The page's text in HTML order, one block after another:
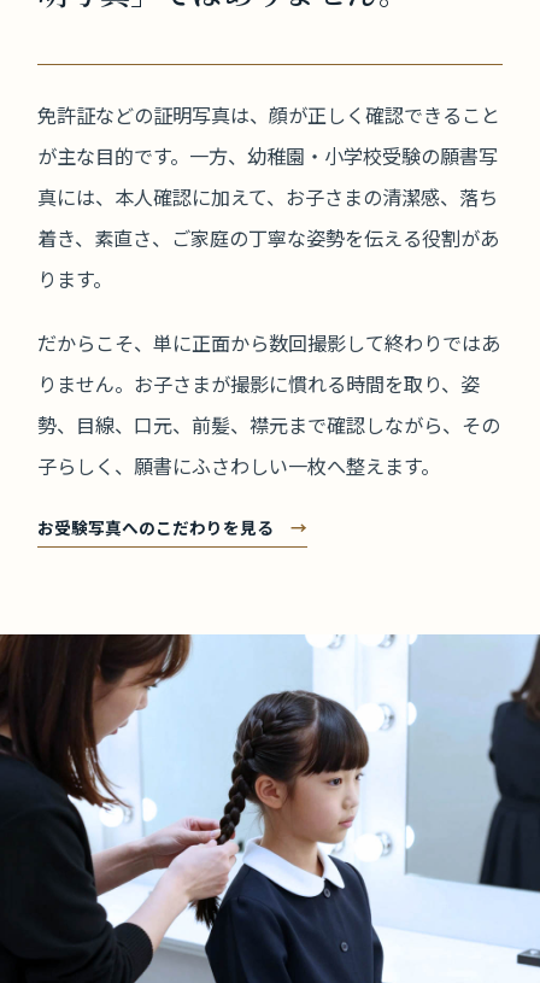
免許証などの証明写真は、顔が正しく確認できること
が主な目的です。一方、幼稚園・小学校受験の願書写
真には、本人確認に加えて、お子さまの清潔感、落ち
着き、素直さ、ご家庭の丁寧な姿勢を伝える役割があ
ります。
だからこそ、単に正面から数回撮影して終わりではあ
りません。お子さまが撮影に慣れる時間を取り、姿
勢、目線、口元、前髪、襟元まで確認しながら、その
子らしく、願書にふさわしい一枚へ整えます。
お受験写真へのこだわりを見る →